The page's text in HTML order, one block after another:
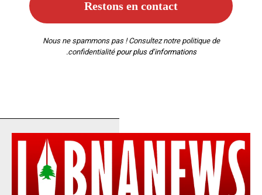
Nous ne spammons pas ! Consultez notre politique de
confidentialitépour plus d’informations.